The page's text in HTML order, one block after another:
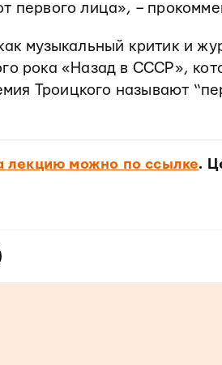
первого лица», –
музыкальный критик и
рока «Назад в СССР»,
Троицкого называют
лекцию можно по ссылке.